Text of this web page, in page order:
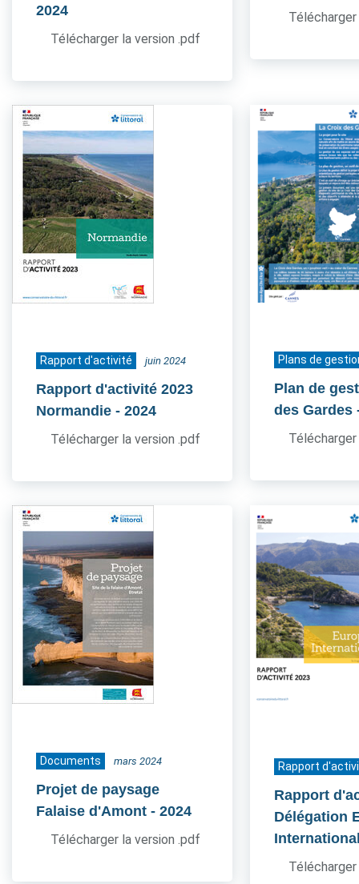
2024
Télécharger la version .pdf
Rapport d'activité juin 2024
Rapport d'activité 2023
Normandie - 2024
Télécharger la version .pdf
Plans de
Plan de
des Gardes
Documents mars 2024
Projet de paysage
Falaise d'Amont - 2024
Télécharger la version .pdf
Rapport
Rapport
Délégation